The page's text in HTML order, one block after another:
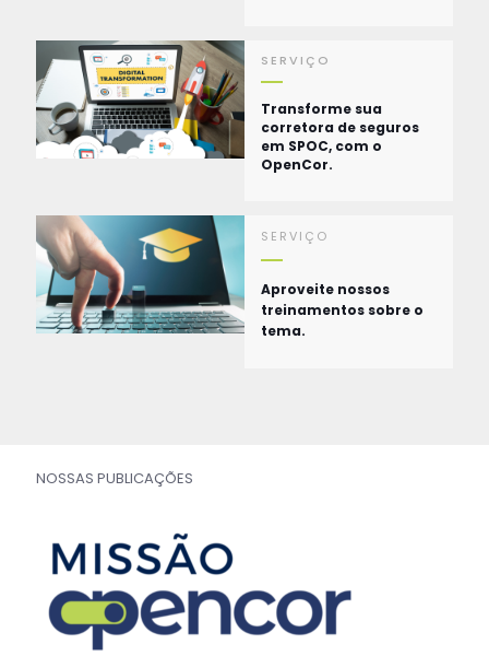
SERVIÇO
Transforme sua
corretora de seguros
em SPOC, com o
OpenCor.
SERVIÇO
Aproveite nossos
treinamentos sobre o
tema.
NOSSAS PUBLICAÇÕES